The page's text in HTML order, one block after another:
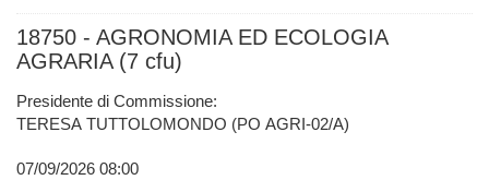
18750 - AGRONOMIA ED ECOLOGIA
AGRARIA (7 cfu)
Presidente di Commissione:
TERESA TUTTOLOMONDO (PO AGRI-02/A)
07/09/2026 08:00